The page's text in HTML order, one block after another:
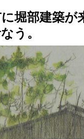
堀部建築が
う。